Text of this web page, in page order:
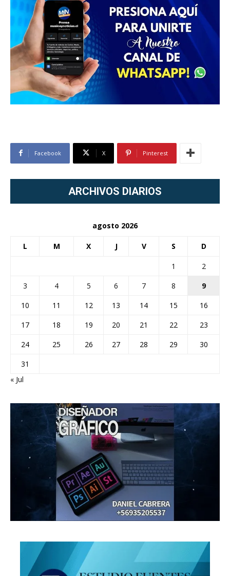
Facebook X Pinterest
ARCHIVOS DIARIOS
agosto 2026
L M X J V S D
1
2
3
4 5 6 7 8
9
10
11 12 13 14 15
16
17
18 19 20 21 22
23
24
25 26 27 28 29
30
31
« Jul